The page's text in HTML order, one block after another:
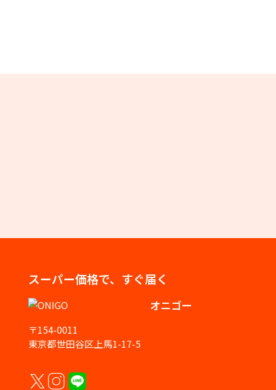
スーパー価格で、すぐ届く
オニゴー
〒154-0011
東京都世田谷区上馬1-17-5